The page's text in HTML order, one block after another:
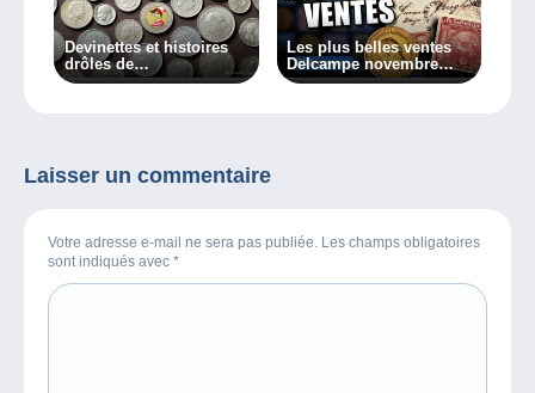
Devinettes et histoires
drôles de
collectionneurs
Les plus belles ventes
Delcampe novembre
2023
Laisser un commentaire
Votre adresse e-mail ne sera pas publiée. Les champs obligatoires
sont indiqués avec *